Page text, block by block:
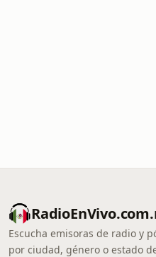
Escucha emisoras de radio y
por ciudad, género o estado